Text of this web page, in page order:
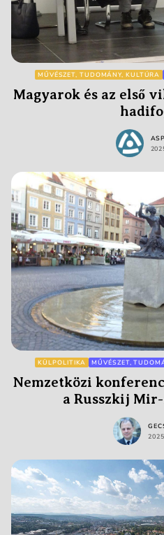
MŰVÉSZET, TUDOMÁNY, KULTÚRA
Magyarok és az első
KÜLPOLITIKA MŰVÉSZET,
Nemzetközi
a Russzkij